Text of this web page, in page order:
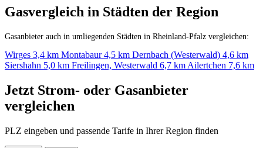
Gasvergleich in Städten der Region
Gasanbieter auch in umliegenden Städten in Rheinland-Pfalz vergleichen:
Wirges 3,4 km Montabaur4,5 km Dernbach (Westerwald) 4,6 km
Siershahn 5,0 km Freilingen, Westerwald 6,7 km Ailertchen 7,6 km
Jetzt Strom- oder Gasanbieter
vergleichen
PLZ eingeben und passende Tarife in Ihrer Region finden